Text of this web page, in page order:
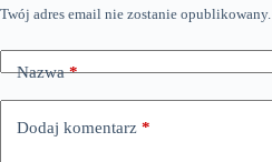
Twój adres email nie zostanie opublikowany.
Nazwa*
Dodaj komentarz *